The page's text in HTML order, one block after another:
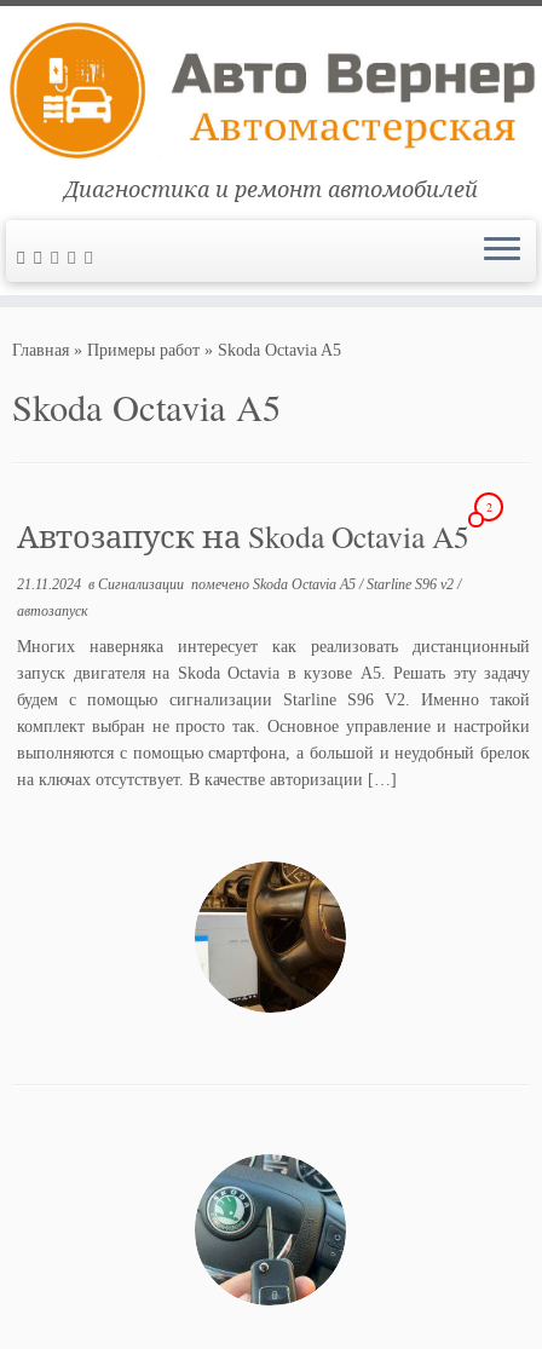
Диагностика и ремонт автомобилей
Главная » Примеры работ » Skoda Octavia A5
Skoda Octavia A5
Автозапуск на Skoda Octavia A5
2
21.11.2024 вСигнализации помеченоSkoda Octavia A5/Starline S96 v2/
автозапуск
Многих наверняка интересует как реализовать дистанционный
запуск двигателя на Skoda Octavia в кузове A5. Решать эту задачу
будем с помощью сигнализации Starline S96 V2. Именно такой
комплект выбран не просто так. Основное управление и настройки
выполняются с помощью смартфона, а большой и неудобный брелок
на ключах отсутствует. В качестве авторизации […]